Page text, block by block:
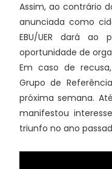
Assim, ao contrário
anunciada como
EBU/UER dará
oportunidade de
Em caso de
Grupo de
próxima semana.
manifestou
triunfo no ano